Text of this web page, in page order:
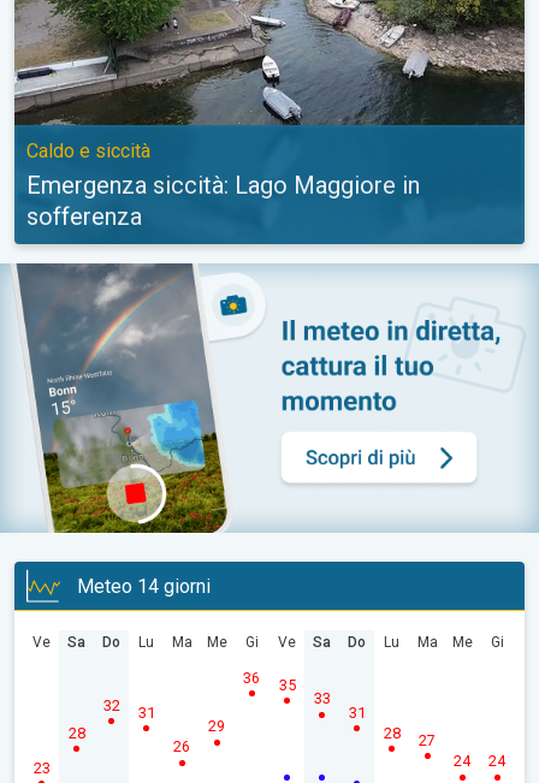
Caldo e siccità
Emergenza siccità: Lago Maggiore in
sofferenza
Meteo 14 giorni
Ve
23
Sa
28
Do
32
Lu
31
Ma
26
Me
29
Gi
36
Ve
35
Sa
33
Do
31
Lu
28
Ma
27
Me
24
Gi
24